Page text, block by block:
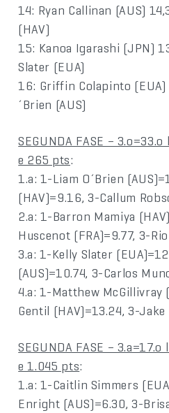
14: Ryan Callinan (AUS)
(HAV)
15: Kanoa Igarashi (JPN)
Slater (EUA)
16: Griffin Colapinto (EUA)
´Brien (AUS)
SEGUNDA FASE –
e 265 pts:
1.a: 1-Liam O´Brien
(HAV)=9.16, 3-Callum
2.a: 1-Barron Mamiya
Huscenot (FRA)=9.77, 3-
3.a: 1-Kelly Slater
(AUS)=10.74, 3-Carlos
4.a: 1-Matthew McGillivray
Gentil (HAV)=13.24, 3-
SEGUNDA FASE –
e 1.045 pts:
1.a: 1-Caitlin Simmers
Enright (AUS)=6.30, 3-